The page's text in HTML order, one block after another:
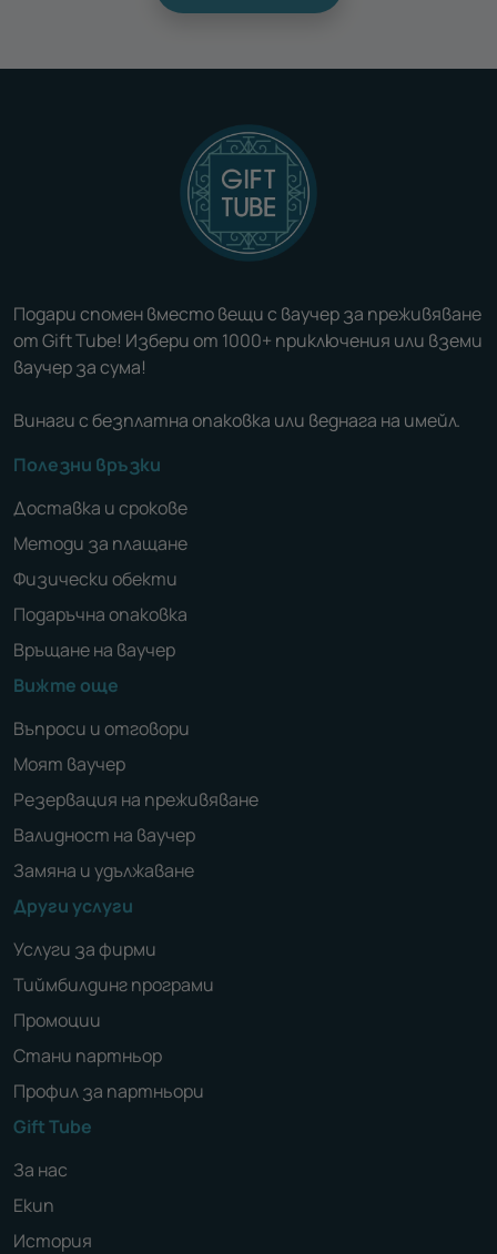
Подари спомен вместо вещи с ваучер за преживяване
от Gift Tube! Избери от 1000+ приключения или вземи
ваучер за сума!
Винаги с безплатна опаковка или веднага на имейл.
Полезни връзки
Доставка и срокове
Методи за плащане
Физически обекти
Подаръчна опаковка
Връщане на ваучер
Вижте още
Въпроси и отговори
Моят ваучер
Резервация на преживяване
Валидност на ваучер
Замяна и удължаване
Други услуги
Услуги за фирми
Тиймбилдинг програми
Промоции
Стани партньор
Профил за партньори
Gift Tube
За нас
Екип
История